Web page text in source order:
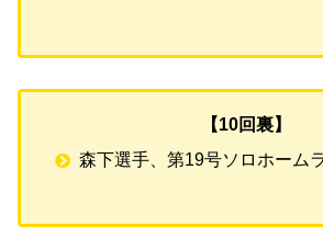
【10回裏】
森下選手、第19号ソロホーム